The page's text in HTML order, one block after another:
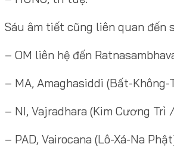
Sáu âm tiết cũng liên quan đến
– OM liên hệ đến
– MA, Amaghasiddi (Bất-
– NI, Vajradhara (Kim Cương Trì
– PAD, Vairocana (Lô-Xá-Na